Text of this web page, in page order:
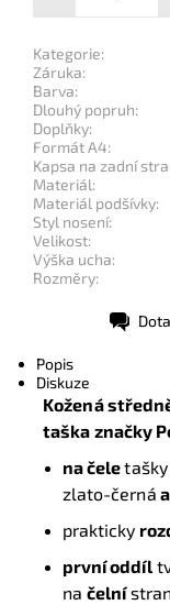
Kategorie:
Záruka:
Barva:
Dlouhý popruh:
Doplňky:
Formát A4:
Kapsa na zadní
Materiál:
Materiál podšívky:
Styl nosení:
Velikost:
Výška ucha:
Rozměry:
Popis
Diskuze
Kožená
taška značky
na čele
zlato-černá
prakticky
první oddíl
na čelní